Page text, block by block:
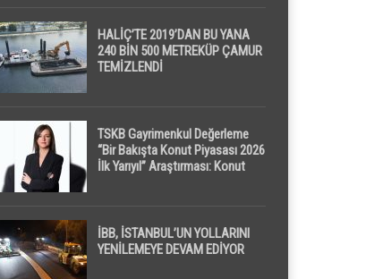
HALİÇ’TE 2019’DAN BU YANA
240 BİN 500 METREKÜP ÇAMUR
TEMİZLENDİ
TSKB Gayrimenkul Değerleme
“Bir Bakışta Konut Piyasası 2026
İlk Yarıyıl” Araştırması: Konut
Dikkat Çekti
İBB, İSTANBUL’UN YOLLARINI
YENİLEMEYE DEVAM EDİYOR